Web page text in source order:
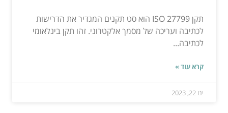
תקן ISO 27799 הוא סט תקנים המגדיר את הדרישות
לכתיבה ועריכה של מסמך אלקטרוני. זהו תקן בינלאומי
לכתיבה...
קרא עוד »
ינו 22, 2023